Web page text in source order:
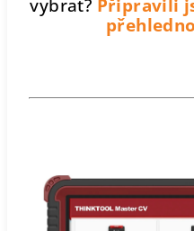
vybrat? Připravili